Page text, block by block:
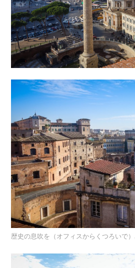
歴史の息吹を（オフィスからくつろいで